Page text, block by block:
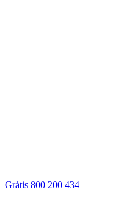
Grátis 800 200 434